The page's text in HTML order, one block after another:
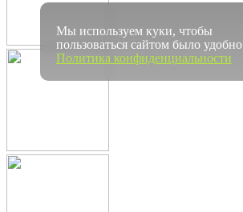
Мы используем куки, чтобы
пользоваться сайтом было удобно
Политика конфиденциальности